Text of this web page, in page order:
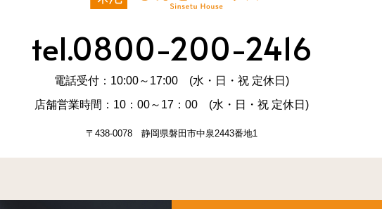
tel.0800-200-2416
電話受付：10:00～17:00 (水・日・祝 定休日)
店舗営業時間：10：00～17：00 (水・日・祝 定休日)
〒438-0078 静岡県磐田市中泉2443番地1